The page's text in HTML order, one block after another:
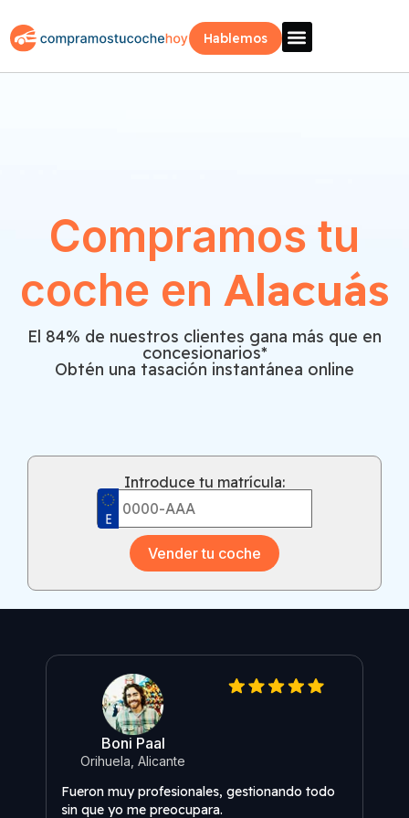
Hablemos
Compramos tu
coche en Alacuás
El 84% de nuestros clientes gana más que en
concesionarios*
Obtén una tasación instantánea online
Introduce tu matrícula:
Vender tu coche
Boni Paal
Orihuela, Alicante
Fueron muy profesionales, gestionando todo
sin que yo me preocupara.